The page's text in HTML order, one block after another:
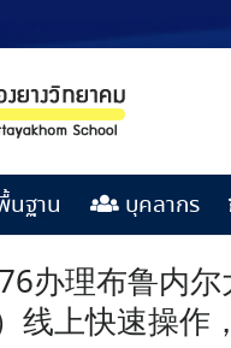
นฐาน บุคลากร
办理布鲁内
线上快速操作